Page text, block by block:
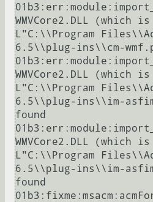
WMVCore2.DLL (which
L"C:\\Program
6.5\\plug-ins\\cm-
WMVCore2.DLL (which
L"C:\\Program
6.5\\plug-ins\\im-
found
WMVCore2.DLL (which
L"C:\\Program
6.5\\plug-ins\\im-
found